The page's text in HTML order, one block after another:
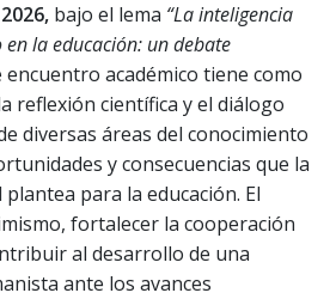
bajo el lema “La inteligencia
la educación: un debate
encuentro académico tiene como
reflexión científica y el diálogo
diversas áreas del conocimiento
y consecuencias que la
para la educación. El
fortalecer la cooperación
al desarrollo de una
ante los avances